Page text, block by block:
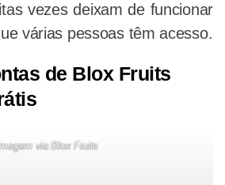
vezes deixam de funcionar
várias pessoas têm acesso.
de Blox Fruits
via Blox Fruits